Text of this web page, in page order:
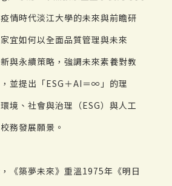
情時代淡江大學的未來與前瞻研
宜如何以全面品質管理與未來
與永續策略，強調未來素養對教
並提出「ESG＋AI＝∞」的理
境、社會與治理（ESG）與人工
務發展願景。
《築夢未來》重溫1975年《明日